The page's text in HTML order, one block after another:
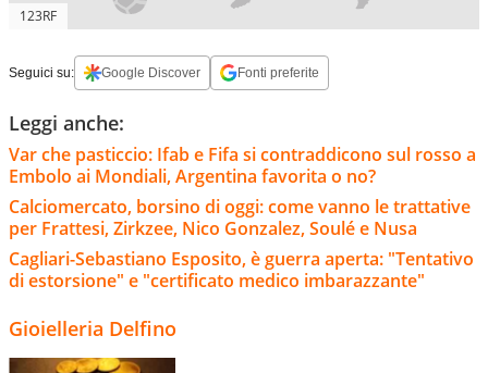
123RF
Seguici su: Google Discover Fonti preferite
Leggi anche:
Var che pasticcio: Ifab e Fifa si contraddicono sul rosso a
Embolo ai Mondiali, Argentina favorita o no?
Calciomercato, borsino di oggi: come vanno le trattative
per Frattesi, Zirkzee, Nico Gonzalez, Soulé e Nusa
Cagliari-Sebastiano Esposito, è guerra aperta: "Tentativo
di estorsione" e "certificato medico imbarazzante"
Gioielleria Delfino